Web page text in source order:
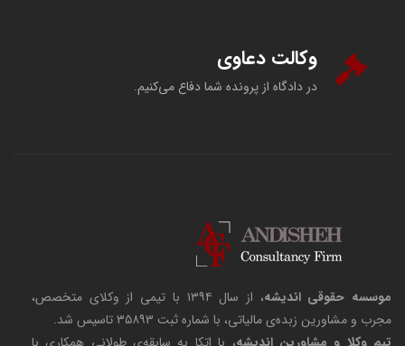
وکالت دعاوی
در دادگاه از پرونده شما دفاع می‌کنیم.
موسسه حقوقی اندیشه
، از سال ۱۳۹۴ با تیمی از وکلای متخصص،
مجرب و مشاورین زبده‌ی مالیاتی، با شماره ثبت ۳۵۸۹۳ تاسیس شد.